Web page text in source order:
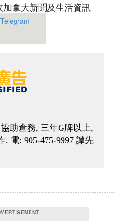
拿大新聞及生活資訊